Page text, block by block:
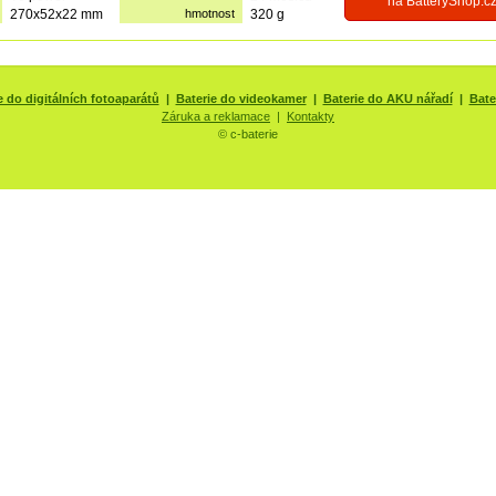
270x52x22 mm hmotnost 320 g
do digitálních fotoaparátů | Baterie do videokamer| Baterie do AKU nářadí|
Záruka a reklamace | Kontakty
© c-baterie